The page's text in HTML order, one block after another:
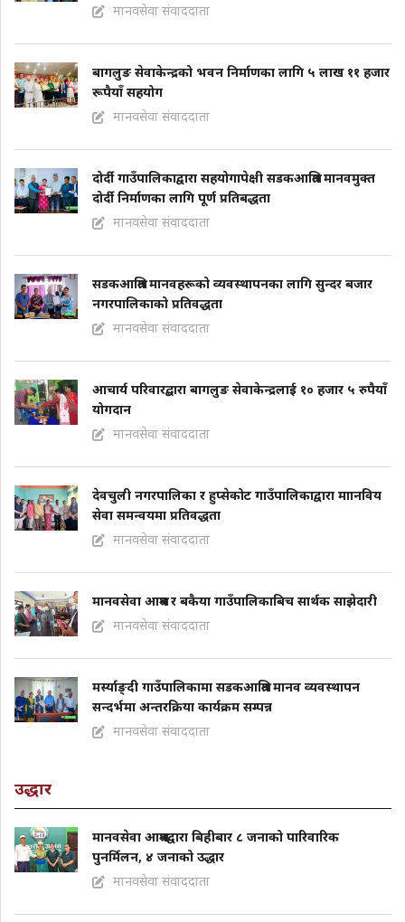
मानवसेवा संवाददाता
बागलुङ सेवाकेन्द्रको भवन निर्माणका लागि ५ लाख ११ हजार
रूपैयाँ सहयोग
मानवसेवा संवाददाता
दोर्दी गाउँपालिकाद्वारा सहयोगापेक्षी सडकआश्रित मानवमुक्त
दोर्दी निर्माणका लागि पूर्ण प्रतिबद्धता
मानवसेवा संवाददाता
सडकआश्रित मानवहरूको व्यवस्थापनका लागि सुन्दर बजार
नगरपालिकाको प्रतिवद्धता
मानवसेवा संवाददाता
आचार्य परिवारद्बारा बागलुङ सेवाकेन्द्रलाई १० हजार ५ रुपैयाँ
योगदान
मानवसेवा संवाददाता
देवचुली नगरपालिका र हुप्सेकोट गाउँपालिकाद्वारा माानविय
सेवा समन्वयमा प्रतिवद्धता
मानवसेवा संवाददाता
मानवसेवा आश्रम र बकैया गाउँपालिकाबिच सार्थक साझेदारी
मानवसेवा संवाददाता
मर्स्याङ्दी गाउँपालिकामा सडकआश्रित मानव व्यवस्थापन
सन्दर्भमा अन्तरक्रिया कार्यक्रम सम्पन्न
मानवसेवा संवाददाता
उद्धार
मानवसेवा आश्रमद्वारा बिहीबार ८ जनाको पारिवारिक
पुनर्मिलन, ४ जनाको उद्धार
मानवसेवा संवाददाता